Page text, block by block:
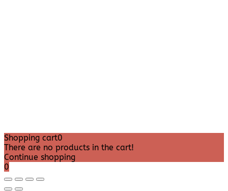
Shopping cart0
There are no products in the cart!
Continue shopping
0